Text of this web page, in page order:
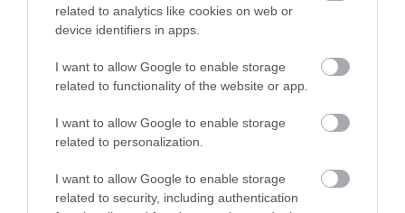
related to analytics like cookies on web or
device identifiers in apps.
I want to allow Google to enable storage
related to functionality of the website or app.
I want to allow Google to enable storage
related to personalization.
I want to allow Google to enable storage
related to security, including authentication